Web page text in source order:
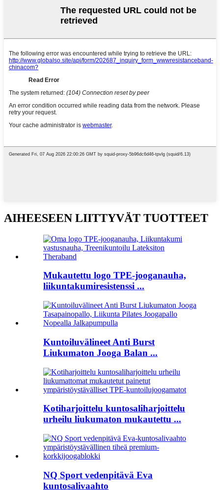
AIHEESEEN LIITTYVÄT TUOTTEET
Mukautettu logo TPE-jooganauha,
liikuntakumiresistenssi ...
Kuntoiluvälineet Anti Burst
Liukumaton Jooga Balan ...
Kotiharjoittelu kuntosaliharjoittelu
urheilu liukumaton mukautettu ...
NQ Sport vedenpitävä Eva
kuntosalivaahto